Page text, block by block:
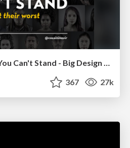
Dealing with People You Can't Stand - Big Design 2015
367 27k